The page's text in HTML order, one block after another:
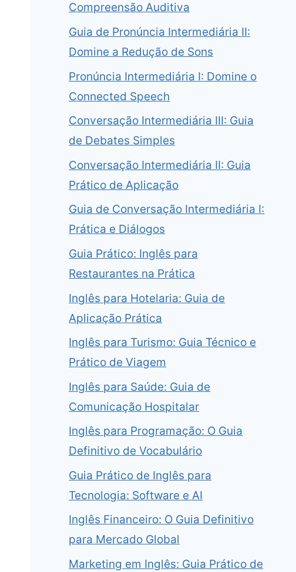
Compreensão Auditiva
Guia de Pronúncia Intermediária II:
Domine a Redução de Sons
Pronúncia Intermediária I: Domine o
Connected Speech
Conversação Intermediária III: Guia
de Debates Simples
Conversação Intermediária II: Guia
Prático de Aplicação
Guia de Conversação Intermediária I:
Prática e Diálogos
Guia Prático: Inglês para
Restaurantes na Prática
Inglês para Hotelaria: Guia de
Aplicação Prática
Inglês para Turismo: Guia Técnico e
Prático de Viagem
Inglês para Saúde: Guia de
Comunicação Hospitalar
Inglês para Programação: O Guia
Definitivo de Vocabulário
Guia Prático de Inglês para
Tecnologia: Software e AI
Inglês Financeiro: O Guia Definitivo
para Mercado Global
Marketing em Inglês: Guia Prático de